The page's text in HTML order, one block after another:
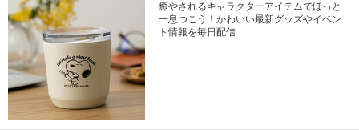
癒やされるキャラクターアイテムでほっと
一息つこう！かわいい最新グッズやイベン
ト情報を毎日配信